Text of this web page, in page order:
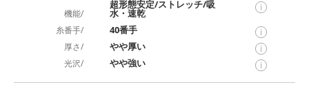
機能/
超形態安定/ストレッチ/吸
水・速乾
i
糸番手/ 40番手 i
厚さ/ やや厚い i
光沢/ やや強い i